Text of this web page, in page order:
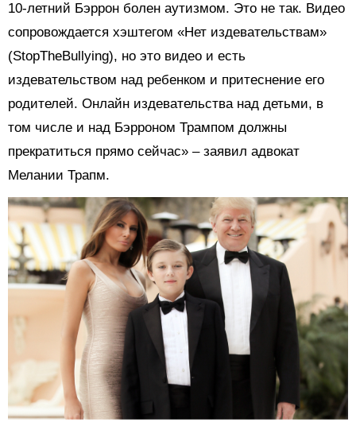
10-летний Бэррон болен аутизмом. Это не так. Видео
сопровождается хэштегом «Нет издевательствам»
(StopTheBullying), но это видео и есть
издевательством над ребенком и притеснение его
родителей. Онлайн издевательства над детьми, в
том числе и над Бэрроном Трампом должны
прекратиться прямо сейчас» – заявил адвокат
Мелании Трапм.